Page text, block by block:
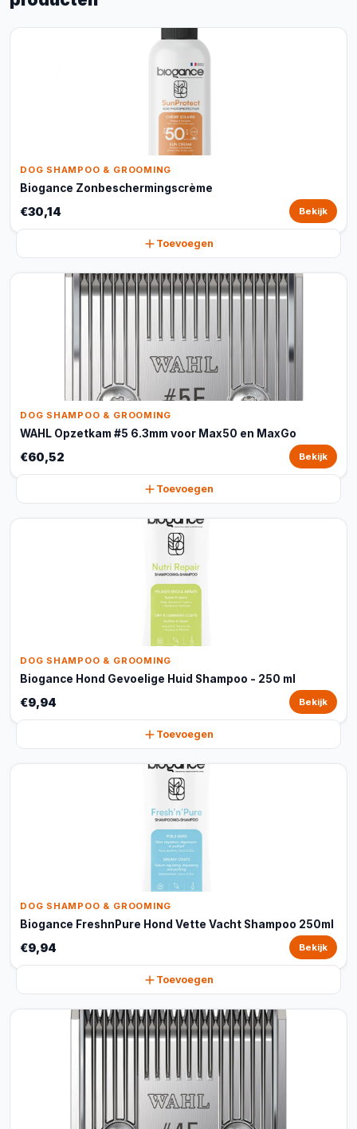
DOG SHAMPOO & GROOMING
Biogance Zonbeschermingscrème
€30,14 Bekijk
Toevoegen
DOG SHAMPOO & GROOMING
WAHL Opzetkam #5 6.3mm voor Max50 en MaxGo
€60,52 Bekijk
Toevoegen
DOG SHAMPOO & GROOMING
Biogance Hond Gevoelige Huid Shampoo - 250 ml
€9,94 Bekijk
Toevoegen
DOG SHAMPOO & GROOMING
Biogance FreshnPure Hond Vette Vacht Shampoo 250ml
€9,94 Bekijk
Toevoegen